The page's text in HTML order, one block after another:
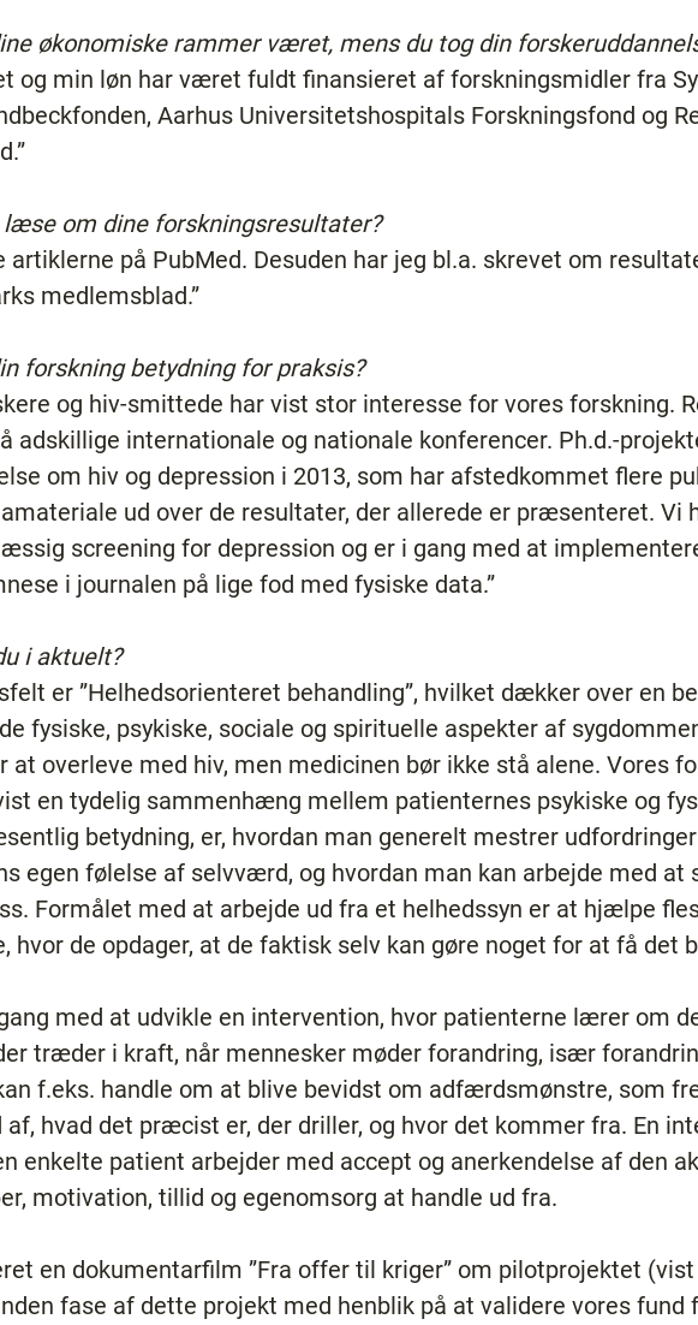
økonomiske rammer været, mens du tog din
og min løn har været fuldt finansieret af forskningsmidler fra
Aarhus Universitetshospitals Forskningsfond og
læse om dine forskningsresultater?
artiklerne på PubMed. Desuden har jeg bl.a. skrevet om
medlemsblad.”
forskning betydning for praksis?
og hiv-smittede har vist stor interesse for vores forskning.
adskillige internationale og nationale konferencer. Ph.d.-
om hiv og depression i 2013, som har afstedkommet flere
ud over de resultater, der allerede er præsenteret. Vi
screening for depression og er i gang med at
i journalen på lige fod med fysiske data.”
i aktuelt?
er ”Helhedsorienteret behandling”, hvilket dækker over en
fysiske, psykiske, sociale og spirituelle aspekter af
at overleve med hiv, men medicinen bør ikke stå alene. Vores
en tydelig sammenhæng mellem patienternes psykiske og
betydning, er, hvordan man generelt mestrer
egen følelse af selvværd, og hvordan man kan arbejde med at
Formålet med at arbejde ud fra et helhedssyn er at hjælpe
hvor de opdager, at de faktisk selv kan gøre noget for at få det
med at udvikle en intervention, hvor patienterne lærer om
træder i kraft, når mennesker møder forandring, især
f.eks. handle om at blive bevidst om adfærdsmønstre, som
af, hvad det præcist er, der driller, og hvor det kommer fra. En
enkelte patient arbejder med accept og anerkendelse af den
motivation, tillid og egenomsorg at handle ud fra.
en dokumentarfilm ”Fra offer til kriger” om pilotprojektet
fase af dette projekt med henblik på at validere vores fund